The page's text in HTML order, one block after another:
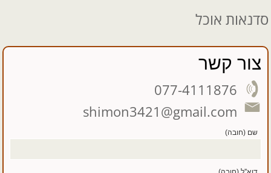
סדנאות אוכל
צור קשר
077-4111876
shimon3421@gmail.com
שם (חובה)